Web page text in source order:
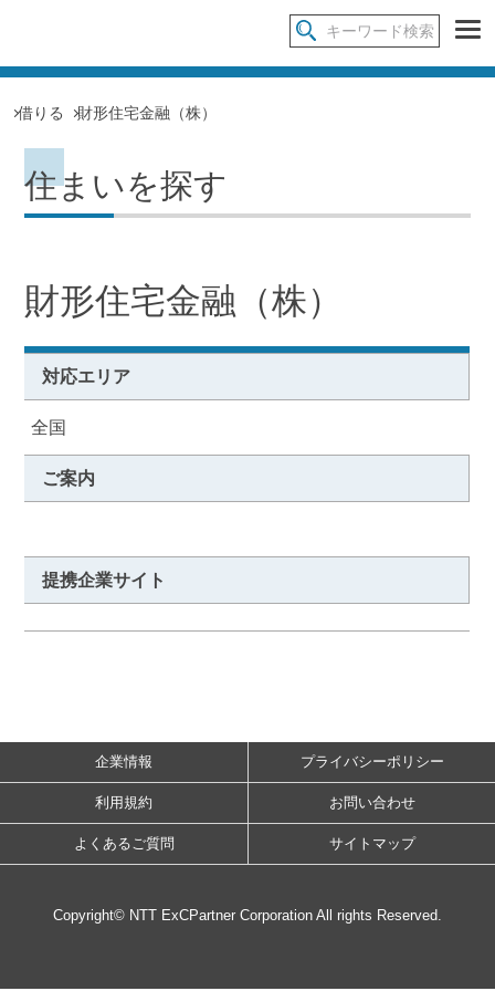
借りる 財形住宅金融（株）
住まいを探す
財形住宅金融（株）
対応エリア
全国
ご案内
提携企業サイト
企業情報 プライバシーポリシー
利用規約 お問い合わせ
よくあるご質問 サイトマップ
Copyright© NTT ExCPartner Corporation All rights Reserved.